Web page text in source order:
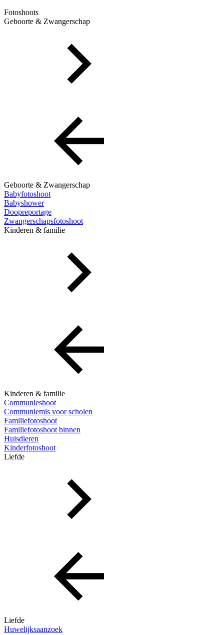
Fotoshoots
Geboorte & Zwangerschap
Geboorte & Zwangerschap
Babyfotoshoot
Babyshower
Doopreportage
Zwangerschapsfotoshoot
Kinderen & familie
Kinderen & familie
Communieshoot
Communiemis voor scholen
Familiefotoshoot
Familiefotoshoot binnen
Huisdieren
Kinderfotoshoot
Liefde
Liefde
Huwelijksaanzoek